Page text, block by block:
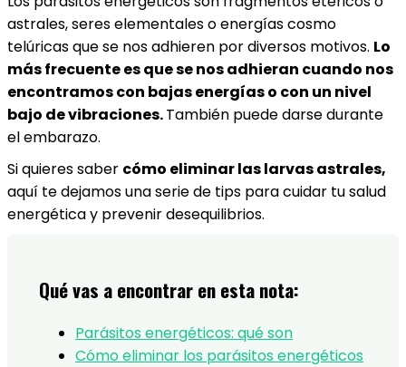
astrales, seres elementales o energías cosmo
telúricas que se nos adhieren por diversos motivos. Lo
más frecuente es que se nos adhieran cuando nos
encontramos con bajas energías o con un nivel
bajo de vibraciones.También puede darse durante
el embarazo.
Si quieres saber cómo eliminar las larvas astrales,
aquí te dejamos una serie de tips para cuidar tu salud
energética y prevenir desequilibrios.
Qué vas a encontrar en esta nota:
Parásitos energéticos: qué son
Cómo eliminar los parásitos energéticos